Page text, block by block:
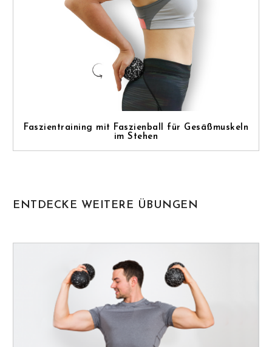
Faszientraining mit Faszienball für Gesäßmuskeln
im Stehen
ENTDECKE WEITERE ÜBUNGEN